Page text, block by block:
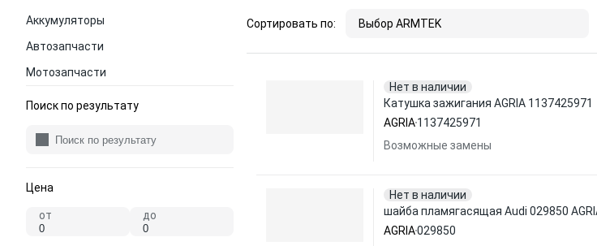
Аккумуляторы
Автозапчасти
Мотозапчасти
Поиск по результату
Цена
от до
Сортировать по: Выбор ARMTEK
Нет в наличии
Катушка зажигания AGRIA 1137425971
AGRIA1137425971
Возможные замены
Нет в наличии
шайба пламягасящая Audi 029850
AGRIA029850